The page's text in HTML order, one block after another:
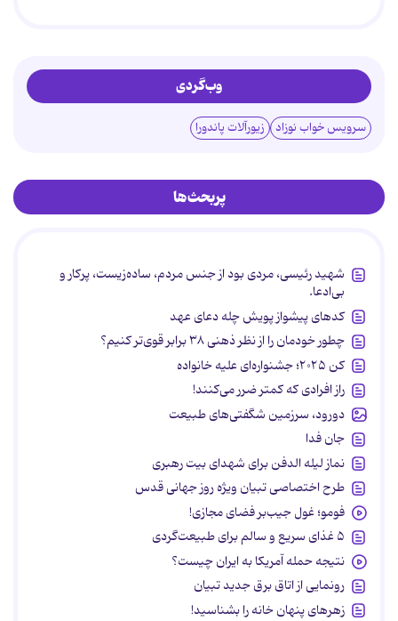
وب‌گردی
سرویس خواب نوزاد زیورآلات پاندورا
پربحث‌ها
شهید رئیسی، مردی بود از جنس مردم، ساده‌زیست، پرکار و
بی‌ادعا.
کدهای پیشواز پویش چله دعای عهد
چطور خودمان را از نظر ذهنی ۳۸ برابر قوی‌تر کنیم؟
کن ۲۰۲۵؛ جشنواره‌ای علیه خانواده
راز افرادی که کمتر ضرر می‌کنند!
دورود، سرزمین شگفتی‌های طبیعت
جان فدا
نماز لیله الدفن برای شهدای بیت رهبری
طرح اختصاصی تبیان ویژه روز جهانی قدس
فومو؛ غول جیب‌بر فضای مجازی!
۵ غذای سریع و سالم برای طبیعت‌گردی
نتیجه حمله آمریکا به ایران چیست؟
رونمایی از اتاق برق جدید تبیان
زهرهای پنهان خانه را بشناسید!